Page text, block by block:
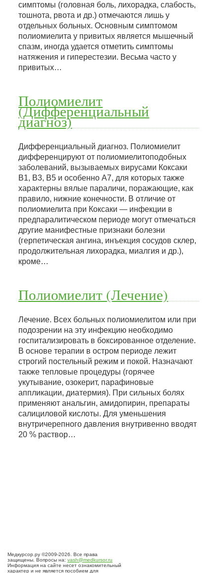
симптомы (головная боль, лихорадка, слабость,
тошнота, рвота и др.) отмечаются лишь у
отдельных больных. Основным симптомом
полиомиелита у привитых является мышечный
спазм, иногда удается отметить симптомы
натяжения и гиперестезии. Весьма часто у
привитых…
Полиомиелит
(Дифференциальный
диагноз)
Дифференциальный диагноз. Полиомиелит
дифференцируют от полиомиелитоподобных
заболеваний, вызываемых вирусами Коксаки
В1, В3, В5 и особенно А7, для которых также
характерны вялые параличи, поражающие, как
правило, нижние конечности. В отличие от
полиомиелита при Коксаки — инфекции в
предпаралитическом периоде могут отмечаться
другие манифестные признаки болезни
(герпетическая ангина, инъекция сосудов склер,
продолжительная лихорадка, миалгия и др.),
кроме…
Полиомиелит (Лечение)
Лечение. Всех больных полиомиелитом или при
подозрении на эту инфекцию необходимо
госпитализировать в боксированное отделение.
В основе терапии в остром периоде лежит
строгий постельный режим и покой. Назначают
также тепловые процедуры (горячее
укутывание, озокерит, парафиновые
аппликации, диатермия). При сильных болях
применяют анальгин, амидопирин, препараты
салициловой кислоты. Для уменьшения
внутричерепного давления внутривенно вводят
20 % раствор…
Медкурсор.ру ©2009-2026. Все права
защищены. Вопросы на: vash@medkursor.ru
Информация на сайте несет ознакомительный
характер и не является пособием для